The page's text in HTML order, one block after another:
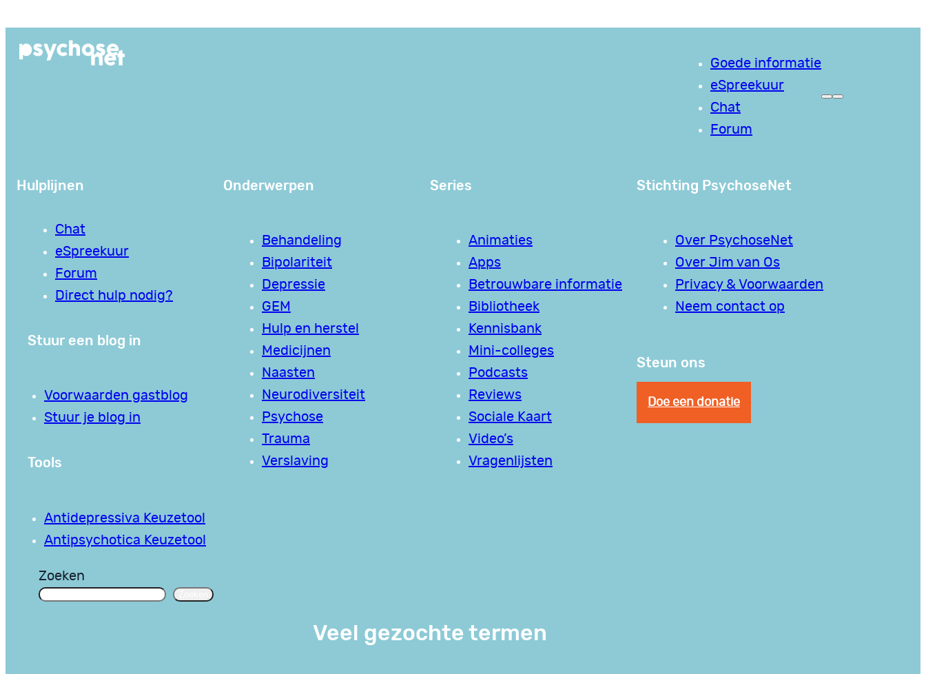
de
Goede informatie
eSpreekuur
Chat
Forum
Hulplijnen
Chat
eSpreekuur
Forum
Direct hulp nodig?
Stuur een blog in
Voorwaarden gastblog
Stuur je blog in
Tools
Antidepressiva Keuzetool
Antipsychotica Keuzetool
Onderwerpen
Behandeling
Bipolariteit
Depressie
GEM
Hulp en herstel
Medicijnen
Naasten
Neurodiversiteit
Psychose
Trauma
Verslaving
Series
Animaties
Apps
Betrouwbare informatie
Bibliotheek
Kennisbank
Mini-colleges
Podcasts
Reviews
Sociale Kaart
Video’s
Vragenlijsten
Stichting PsychoseNet
Over PsychoseNet
Over Jim van Os
Privacy & Voorwaarden
Neem contact op
Steun ons
Doe een donatie
Zoeken
Veel gezochte termen